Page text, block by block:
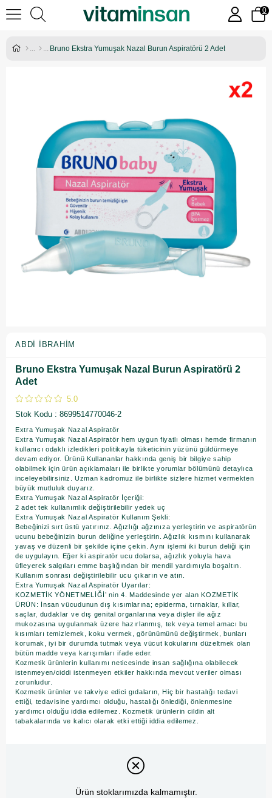
0
Bruno Ekstra Yumuşak Nazal Burun Aspiratörü 2 Adet
ABDI İBRAHIM
Bruno Ekstra Yumuşak Nazal Burun Aspiratörü 2
Adet
5.0
Stok Kodu
8699514770046-2
Extra Yumuşak Nazal Aspiratör
Extra Yumuşak Nazal Aspiratör hem uygun fiyatlı olması hemde firmanın
kullanıcı odaklı izledikleri politikayla tüketicinin yüzünü güldürmeye
devam ediyor. Ürünü Kullananlar hakkında geniş bir bilgiye sahip
olabilmek için ürün açıklamaları ile birlikte yorumlar bölümünü detaylıca
inceleyebilirsiniz. Uzman kadromuz ile birlikte sizlere hizmet vermekten
büyük mutluluk duyarız.
Extra Yumuşak Nazal Aspiratör İçeriği:
2 adet tek kullanımlık değiştirilebilir yedek uç
Extra Yumuşak Nazal Aspiratör Kullanım Şekli:
Bebeğinizi sırt üstü yatırınız. Ağızlığı ağzınıza yerleştirin ve aspiratörün
ucunu bebeğinizin burun deliğine yerleştirin. Ağızlık kısmını kullanarak
yavaş ve düzenli bir şekilde içine çekin. Aynı işlemi iki burun deliği için
de uygulayın. Eğer ki aspiratör ucu dolarsa, ağızlık yoluyla hava
üfleyerek salgıları emme başlığından bir mendil yardımıyla boşaltın.
Kullanım sonrası değiştirilebilir ucu çıkarın ve atın.
Extra Yumuşak Nazal Aspiratör Uyarılar:
KOZMETİK YÖNETMELİĞİ’ nin 4. Maddesinde yer alan KOZMETİK
ÜRÜN: İnsan vücudunun dış kısımlarına; epiderma, tırnaklar, kıllar,
saçlar, dudaklar ve dış genital organlarına veya dişler ile ağız
mukozasına uygulanmak üzere hazırlanmış, tek veya temel amacı bu
kısımları temizlemek, koku vermek, görünümünü değiştirmek, bunları
korumak, iyi bir durumda tutmak veya vücut kokularını düzeltmek olan
bütün madde veya karışımları ifade eder.
Kozmetik ürünlerin kullanımı neticesinde insan sağlığına olabilecek
istenmeyen/ciddi istenmeyen etkiler hakkında mevcut veriler olması
zorunludur.
Kozmetik ürünler ve takviye edici gıdaların, Hiç bir hastalığı tedavi
ettiği, tedavisine yardımcı olduğu, hastalığı önlediği, önlenmesine
yardımcı olduğu iddia edilemez. Kozmetik ürünlerin cildin alt
tabakalarında ve kalıcı olarak etki ettiği iddia edilemez.
Ürün stoklarımızda kalmamıştır.